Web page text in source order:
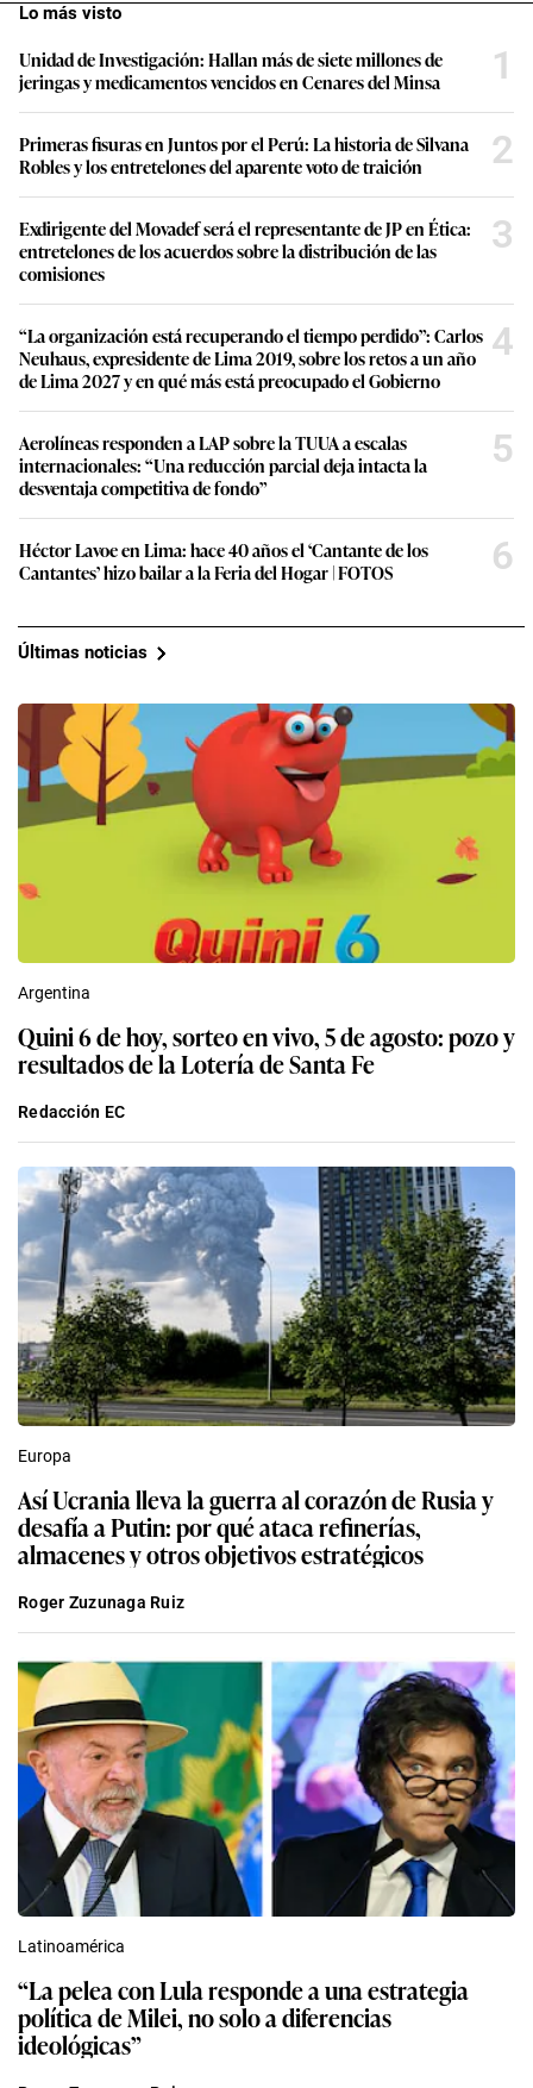
Lo más visto
Unidad de Investigación: Hallan más de siete millones de
jeringas y medicamentos vencidos en Cenares del Minsa
1
Primeras fisuras en Juntos por el Perú: La historia de Silvana
Robles y los entretelones del aparente voto de traición
2
Exdirigente del Movadef será el representante de JP en Ética:
entretelones de los acuerdos sobre la distribución de las
comisiones
3
“La organización está recuperando el tiempo perdido”: Carlos
Neuhaus, expresidente de Lima 2019, sobre los retos a un año
de Lima 2027 y en qué más está preocupado el Gobierno
4
Aerolíneas responden a LAP sobre la TUUA a escalas
internacionales: “Una reducción parcial deja intacta la
desventaja competitiva de fondo”
5
Héctor Lavoe en Lima: hace 40 años el ‘Cantante de los
Cantantes’ hizo bailar a la Feria del Hogar | FOTOS
6
Últimas noticias
Argentina
Quini 6 de hoy, sorteo en vivo, 5 de agosto: pozo y
resultados de la Lotería de Santa Fe
Redacción EC
Europa
Así Ucrania lleva la guerra al corazón de Rusia y
desafía a Putin: por qué ataca refinerías,
almacenes y otros objetivos estratégicos
Roger Zuzunaga Ruiz
Latinoamérica
“La pelea con Lula responde a una estrategia
política de Milei, no solo a diferencias
ideológicas”